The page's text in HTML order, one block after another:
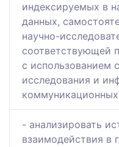
индексируемых в
данных,
научно-
соответствующей
с использованием
исследования и
- анализировать
взаимодействия в